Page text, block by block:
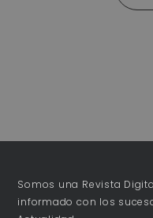
Somos una Revista
informado con los